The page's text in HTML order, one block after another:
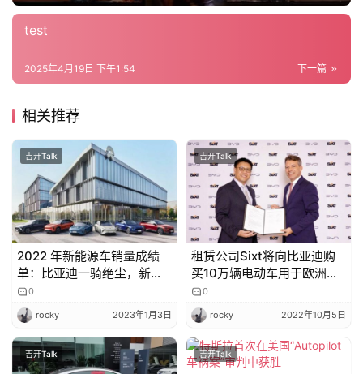
test
下一篇
2025年4月19日 下午1:54
相关推荐
吉开Talk
2022 年新能源车销量成绩
单：比亚迪一骑绝尘，新势
力第二阵营崛起，“蔚小理”
面临挑战
0
rocky 2023年1月3日
吉开Talk
租赁公司Sixt将向比亚迪购
买10万辆电动车用于欧洲车
队0
rocky 2022年10月5日
吉开Talk 吉开Talk